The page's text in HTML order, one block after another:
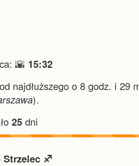
🌇 15:32
najdłuższego o 8 godz. i 29
).
25 dni
Strzelec ♐︎